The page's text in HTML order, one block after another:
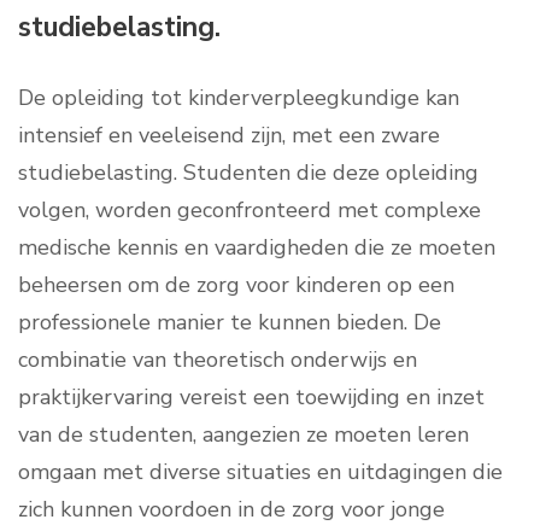
studiebelasting.
De opleiding tot kinderverpleegkundige kan
intensief en veeleisend zijn, met een zware
studiebelasting. Studenten die deze opleiding
volgen, worden geconfronteerd met complexe
medische kennis en vaardigheden die ze moeten
beheersen om de zorg voor kinderen op een
professionele manier te kunnen bieden. De
combinatie van theoretisch onderwijs en
praktijkervaring vereist een toewijding en inzet
van de studenten, aangezien ze moeten leren
omgaan met diverse situaties en uitdagingen die
zich kunnen voordoen in de zorg voor jonge